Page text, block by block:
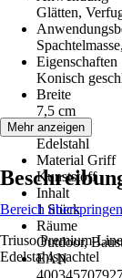
Glätten,
Eigenschaften
Konisch
Breite
7,5 cm
Material
Edelstahl
Material Griff
Kunststoff
Inhalt
1 Stück
Räume
Outdoor,
EAN
Mehr anzeigen
Bereich überspringen
Triuso Premium-Line
Edelstahlspachtel